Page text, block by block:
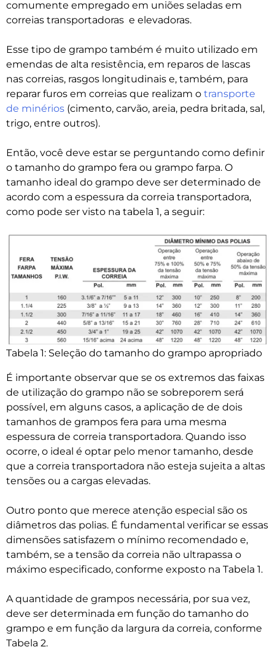
comumente empregado em uniões seladas em
correias transportadoras e elevadoras.
Esse tipo de grampo também é muito utilizado em
emendas de alta resistência, em reparos de lascas
nas correias, rasgos longitudinais e, também, para
reparar furos em correias que realizam o transporte
de minérios (cimento, carvão, areia, pedra britada, sal,
trigo, entre outros).
Então, você deve estar se perguntando como definir
o tamanho do grampo fera ou grampo farpa. O
tamanho ideal do grampo deve ser determinado de
acordo com a espessura da correia transportadora,
como pode ser visto na tabela 1, a seguir:
Tabela 1: Seleção do tamanho do grampo apropriado
É importante observar que se os extremos das faixas
de utilização do grampo não se sobreporem será
possível, em alguns casos, a aplicação de de dois
tamanhos de grampos fera para uma mesma
espessura de correia transportadora. Quando isso
ocorre, o ideal é optar pelo menor tamanho, desde
que a correia transportadora não esteja sujeita a altas
tensões ou a cargas elevadas.
Outro ponto que merece atenção especial são os
diâmetros das polias. É fundamental verificar se essas
dimensões satisfazem o mínimo recomendado e,
também, se a tensão da correia não ultrapassa o
máximo especificado, conforme exposto na Tabela 1.
A quantidade de grampos necessária, por sua vez,
deve ser determinada em função do tamanho do
grampo e em função da largura da correia, conforme
Tabela 2.